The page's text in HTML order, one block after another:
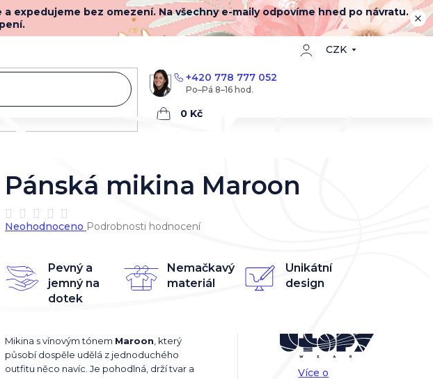
expedujeme bez omezení. Na všechny e-maily odpovíme hned po návratu.
CZK
+420 778 777 052
Nákupní
Mikina s vínovým tónem Maroon , který
působí dospěle udělá z jednoduchého
outfitu něco navíc. Je pohodlná, drží tvar a
Více o
Pevný a
jemný na
dotek
Nemačkavý
materiál
Unikátní
design
Pánská mikina Maroon
Průměrné
hodnocení
0,0
z
Neohodnoceno Podrobnosti hodnocení